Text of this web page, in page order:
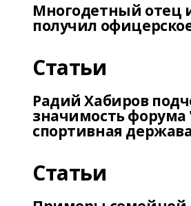
Многодетный отец
получил
Статьи
Радий Хабиров
значимость форума
спортивная
Статьи